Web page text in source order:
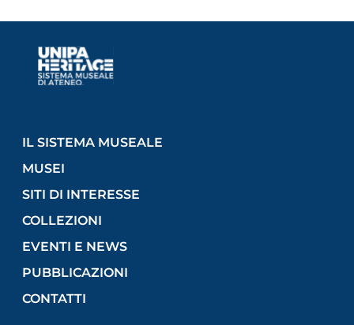
IL SISTEMA MUSEALE
MUSEI
SITI DI INTERESSE
COLLEZIONI
EVENTI E NEWS
PUBBLICAZIONI
CONTATTI